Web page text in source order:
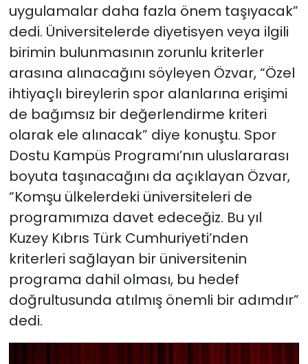
uygulamalar daha fazla önem taşıyacak”
dedi. Üniversitelerde diyetisyen veya ilgili
birimin bulunmasının zorunlu kriterler
arasına alınacağını söyleyen Özvar, “Özel
ihtiyaçlı bireylerin spor alanlarına erişimi
de bağımsız bir değerlendirme kriteri
olarak ele alınacak” diye konuştu. Spor
Dostu Kampüs Programı’nın uluslararası
boyuta taşınacağını da açıklayan Özvar,
“Komşu ülkelerdeki üniversiteleri de
programımıza davet edeceğiz. Bu yıl
Kuzey Kıbrıs Türk Cumhuriyeti’nden
kriterleri sağlayan bir üniversitenin
programa dahil olması, bu hedef
doğrultusunda atılmış önemli bir adımdır”
dedi.